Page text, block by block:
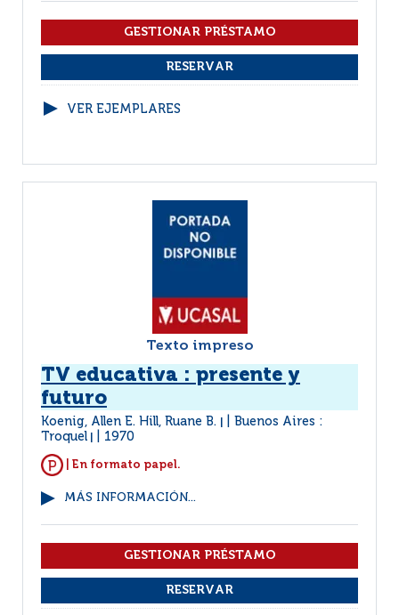
VER EJEMPLARES
Texto impreso
TV educativa : presente y
futuro
Koenig, Allen E. Hill, Ruane B.
Buenos Aires :
Troquel
1970
| En formato papel.
MÁS INFORMACIÓN...